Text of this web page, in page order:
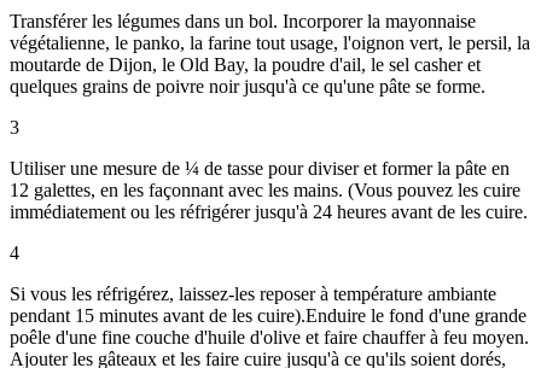
Transférer les légumes dans un bol. Incorporer la mayonnaise
végétalienne, le panko, la farine tout usage, l'oignon vert, le persil, la
moutarde de Dijon, le Old Bay, la poudre d'ail, le sel casher et
quelques grains de poivre noir jusqu'à ce qu'une pâte se forme.
3
Utiliser une mesure de ¼ de tasse pour diviser et former la pâte en
12 galettes, en les façonnant avec les mains. (Vous pouvez les cuire
immédiatement ou les réfrigérer jusqu'à 24 heures avant de les cuire.
4
Si vous les réfrigérez, laissez-les reposer à température ambiante
pendant 15 minutes avant de les cuire).Enduire le fond d'une grande
poêle d'une fine couche d'huile d'olive et faire chauffer à feu moyen.
Ajouter les gâteaux et les faire cuire jusqu'à ce qu'ils soient dorés,